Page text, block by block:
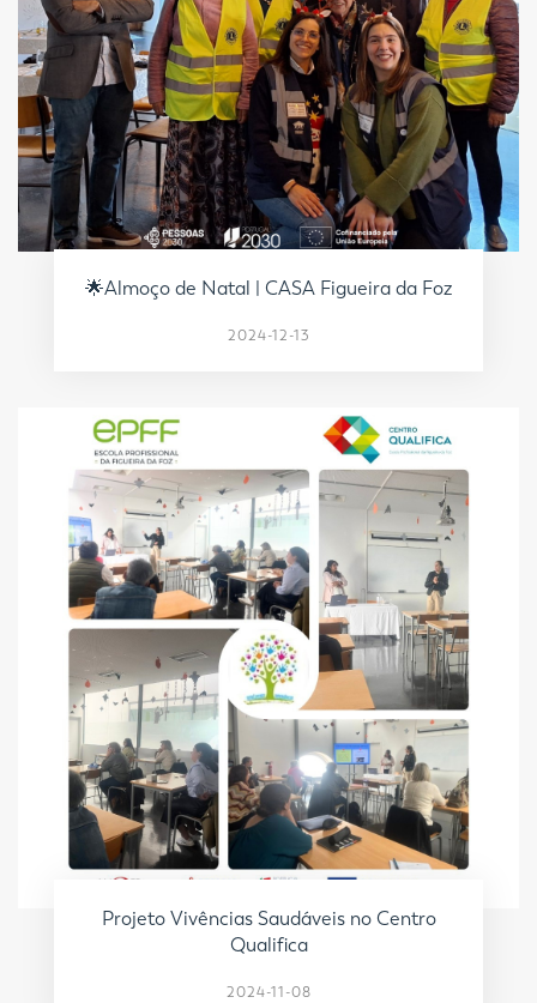
🌟Almoço de Natal | CASA Figueira da Foz
2024-12-13
Projeto Vivências Saudáveis no Centro
Qualifica
2024-11-08